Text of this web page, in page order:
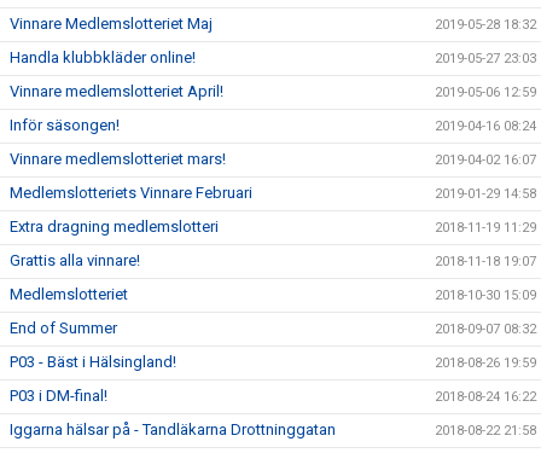
Vinnare Medlemslotteriet Maj 2019-05-28 18:32
Handla klubbkläder online! 2019-05-27 23:03
Vinnare medlemslotteriet April! 2019-05-06 12:59
Inför säsongen! 2019-04-16 08:24
Vinnare medlemslotteriet mars! 2019-04-02 16:07
Medlemslotteriets Vinnare Februari 2019-01-29 14:58
Extra dragning medlemslotteri 2018-11-19 11:29
Grattis alla vinnare! 2018-11-18 19:07
Medlemslotteriet 2018-10-30 15:09
End of Summer 2018-09-07 08:32
P03 - Bäst i Hälsingland! 2018-08-26 19:59
P03 i DM-final! 2018-08-24 16:22
Iggarna hälsar på - Tandläkarna Drottninggatan 2018-08-22 21:58